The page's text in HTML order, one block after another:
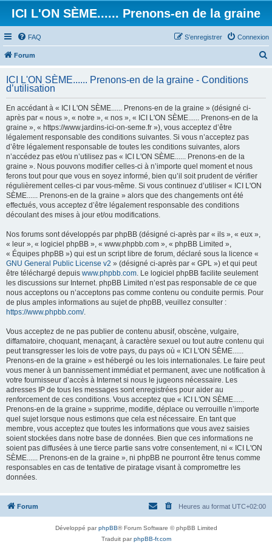
ICI L'ON SÈME...... Prenons-en de la graine
FAQ Connexion
S’enregistrer
Forum
ICI L'ON SÈME...... Prenons-en de la graine - Conditions
d’utilisation
En accédant à « ICI L'ON SÈME...... Prenons-en de la graine » (désigné ci-
après par « nous », « notre », « nos », « ICI L'ON SÈME...... Prenons-en de la
graine », « https://www.jardins-ici-on-seme.fr »), vous acceptez d’être
légalement responsable des conditions suivantes. Si vous n’acceptez pas
d’être légalement responsable de toutes les conditions suivantes, alors
n’accédez pas et/ou n’utilisez pas « ICI L'ON SÈME...... Prenons-en de la
graine ». Nous pouvons modifier celles-ci à n’importe quel moment et nous
ferons tout pour que vous en soyez informé, bien qu’il soit prudent de vérifier
régulièrement celles-ci par vous-même. Si vous continuez d’utiliser « ICI L'ON
SÈME...... Prenons-en de la graine » alors que des changements ont été
effectués, vous acceptez d’être légalement responsable des conditions
découlant des mises à jour et/ou modifications.
Nos forums sont développés par phpBB (désigné ci-après par « ils », « eux »,
« leur », « logiciel phpBB », « www.phpbb.com », « phpBB Limited »,
« Équipes phpBB ») qui est un script libre de forum, déclaré sous la licence «
GNU General Public License v2 » (désigné ci-après par « GPL ») et qui peut
être téléchargé depuis www.phpbb.com. Le logiciel phpBB facilite seulement
les discussions sur Internet. phpBB Limited n’est pas responsable de ce que
nous acceptons ou n’acceptons pas comme contenu ou conduite permis. Pour
de plus amples informations au sujet de phpBB, veuillez consulter :
https://www.phpbb.com/.
Vous acceptez de ne pas publier de contenu abusif, obscène, vulgaire,
diffamatoire, choquant, menaçant, à caractère sexuel ou tout autre contenu qui
peut transgresser les lois de votre pays, du pays où « ICI L'ON SÈME......
Prenons-en de la graine » est hébergé ou les lois internationales. Le faire peut
vous mener à un bannissement immédiat et permanent, avec une notification à
votre fournisseur d’accès à Internet si nous le jugeons nécessaire. Les
adresses IP de tous les messages sont enregistrées pour aider au
renforcement de ces conditions. Vous acceptez que « ICI L'ON SÈME......
Prenons-en de la graine » supprime, modifie, déplace ou verrouille n’importe
quel sujet lorsque nous estimons que cela est nécessaire. En tant que
membre, vous acceptez que toutes les informations que vous avez saisies
soient stockées dans notre base de données. Bien que ces informations ne
soient pas diffusées à une tierce partie sans votre consentement, ni « ICI L'ON
SÈME...... Prenons-en de la graine », ni phpBB ne pourront être tenus comme
responsables en cas de tentative de piratage visant à compromettre les
données.
Forum Heures au format UTC+02:00
Développé parphpBB® Forum Software © phpBB Limited
Traduit parphpBB-fr.com